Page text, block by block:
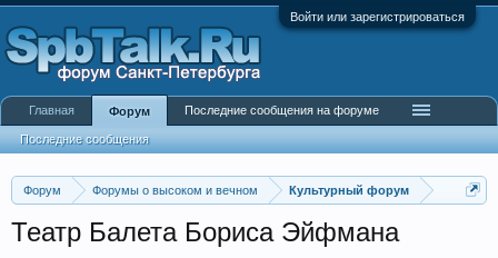
Войти или зарегистрироваться
Форум Форумы о высоком и вечном Культурный форум
Театр Балета Бориса Эйфмана
Главная Форум
Последние сообщения
Последние сообщения на форуме